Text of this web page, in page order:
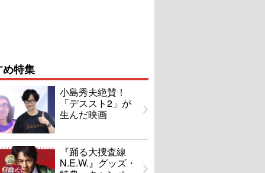
特集
小島秀夫絶賛！
「デススト2」が
生んだ映画
『踊る大捜査線
N.E.W.』グッズ・